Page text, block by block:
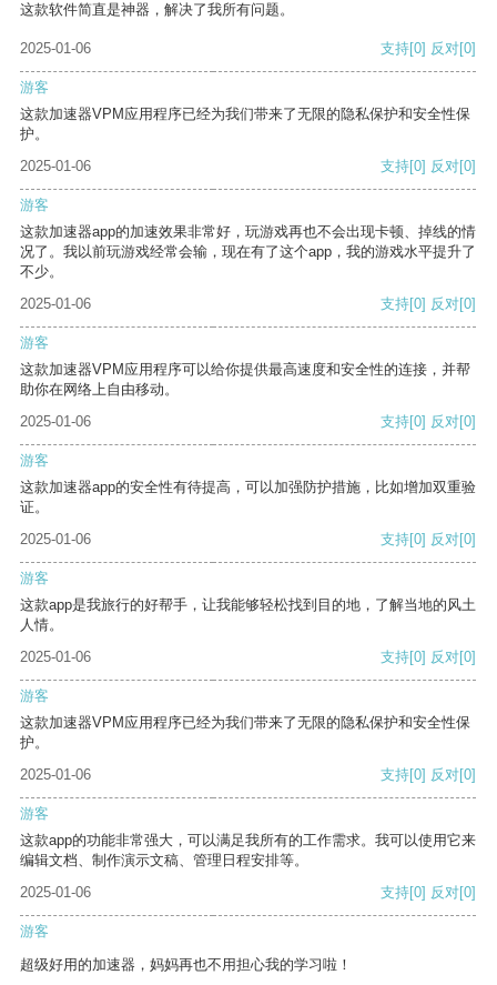
这款软件简直是神器，解决了我所有问题。
2025-01-06 支持[0] 反对[0]
游客
这款加速器VPM应用程序已经为我们带来了无限的隐私保护和安全性保
护。
2025-01-06
支持[0] 反对[0]
游客
这款加速器app的加速效果非常好，玩游戏再也不会出现卡顿、掉线的情
况了。我以前玩游戏经常会输，现在有了这个app，我的游戏水平提升了
不少。
2025-01-06
支持[0] 反对[0]
游客
这款加速器VPM应用程序可以给你提供最高速度和安全性的连接，并帮
助你在网络上自由移动。
2025-01-06
支持[0] 反对[0]
游客
这款加速器app的安全性有待提高，可以加强防护措施，比如增加双重验
证。
2025-01-06
支持[0] 反对[0]
游客
这款app是我旅行的好帮手，让我能够轻松找到目的地，了解当地的风土
人情。
2025-01-06
支持[0] 反对[0]
游客
这款加速器VPM应用程序已经为我们带来了无限的隐私保护和安全性保
护。
2025-01-06
支持[0] 反对[0]
游客
这款app的功能非常强大，可以满足我所有的工作需求。我可以使用它来
编辑文档、制作演示文稿、管理日程安排等。
2025-01-06
支持[0] 反对[0]
游客
超级好用的加速器，妈妈再也不用担心我的学习啦！